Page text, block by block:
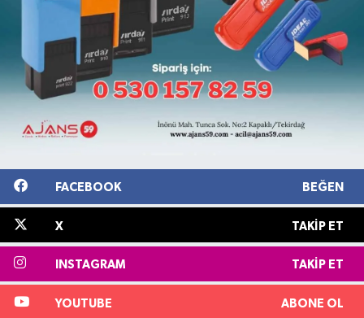
FACEBOOK BEĞEN
X TAKIP ET
INSTAGRAM TAKIP ET
YOUTUBE ABONE OL